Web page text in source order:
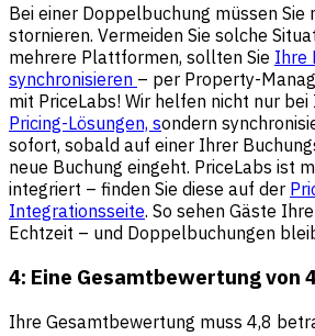
Bei einer Doppelbuchung müssen Sie
stornieren. Vermeiden Sie solche
mehrere Plattformen, sollten Sie Ihre
synchronisieren – per Property-
mit PriceLabs! Wir helfen nicht nur bei
Pricing-Lösungen, sondern
sofort, sobald auf einer Ihrer
neue Buchung eingeht. PriceLabs ist
integriert – finden Sie diese auf der
Integrationsseite. So sehen Gäste
Echtzeit – und Doppelbuchungen
4: Eine Gesamtbewertung von
Ihre Gesamtbewertung muss 4,8